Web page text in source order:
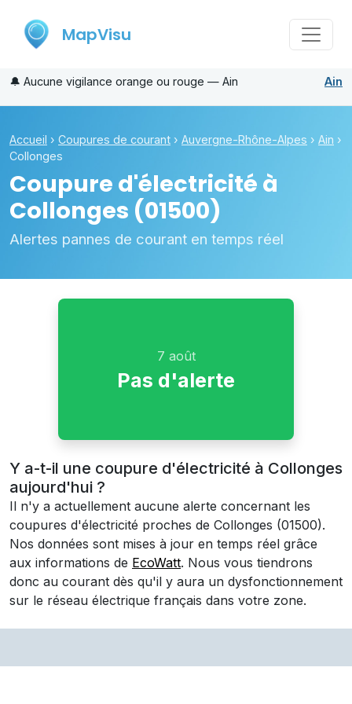
MapVisu
🔔 Aucune vigilance orange ou rouge — Ain Ain
Accueil › Coupures de courant › Auvergne-Rhône-Alpes › Ain ›
Collonges
Coupure d'électricité à
Collonges (01500)
Alertes pannes de courant en temps réel
7 août
Pas d'alerte
Y a-t-il une coupure d'électricité à Collonges
aujourd'hui ?
Il n'y a actuellement aucune alerte concernant les
coupures d'électricité proches de Collonges (01500).
Nos données sont mises à jour en temps réel grâce
aux informations de EcoWatt. Nous vous tiendrons
donc au courant dès qu'il y aura un dysfonctionnement
sur le réseau électrique français dans votre zone.